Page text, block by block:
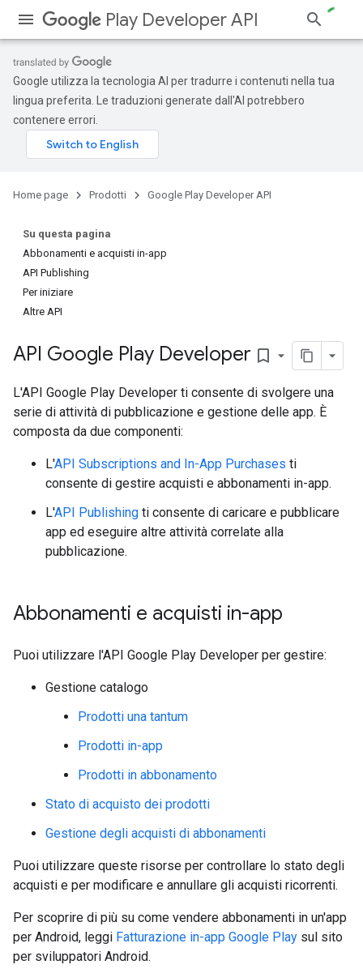
Play Developer API
Google utilizza la tecnologia AI per tradurre i contenuti nella tua
lingua preferita. Le traduzioni generate dall'AI potrebbero
contenere errori.
Home page Prodotti Google Play Developer API
Su questa pagina
Abbonamenti e acquisti in-app
API Publishing
Per iniziare
Altre API
API Google Play Developer bookmark_border
L'API Google Play Developer ti consente di svolgere una
serie di attività di pubblicazione e gestione delle app. È
composta da due componenti:
L'API Subscriptions and In-App Purchases ti
consente di gestire acquisti e abbonamenti in-app.
L'API Publishing ti consente di caricare e pubblicare
app ed eseguire altre attività correlate alla
pubblicazione.
Abbonamenti e acquisti in-app
Puoi utilizzare l'API Google Play Developer per gestire:
Gestione catalogo
Prodotti una tantum
Prodotti in-app
Prodotti in abbonamento
Stato di acquisto dei prodotti
Gestione degli acquisti di abbonamenti
Puoi utilizzare queste risorse per controllare lo stato degli
acquisti e per modificare e annullare gli acquisti ricorrenti.
Per scoprire di più su come vendere abbonamenti in un'app
per Android, leggi Fatturazione in-app Google Play sul sito
per sviluppatori Android.